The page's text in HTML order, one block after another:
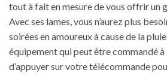
tout à fait en mesure de vous offrir un
Avec ses lames, vous n’aurez plus
soirées en amoureux à cause de la
équipement qui peut être commandé
d’appuyer sur votre télécommande